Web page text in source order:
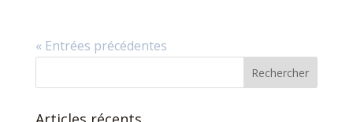
« Entrées précédentes